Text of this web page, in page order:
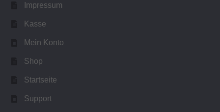
Impressum
Kasse
Mein Konto
Shop
Startseite
Support